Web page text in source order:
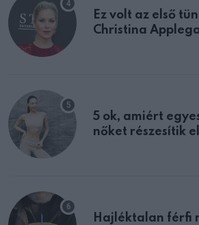
Ez volt az első
Christina
5 ok, amiért
nőket részesítik
Hajléktalan férfi